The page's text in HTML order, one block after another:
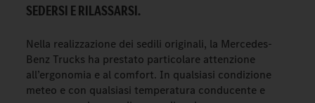
SEDERSI E RILASSARSI.
Nella realizzazione dei sedili originali, la Mercedes-
Benz Trucks ha prestato particolare attenzione
all’ergonomia e al comfort. In qualsiasi condizione
meteo e con qualsiasi temperatura conducente e